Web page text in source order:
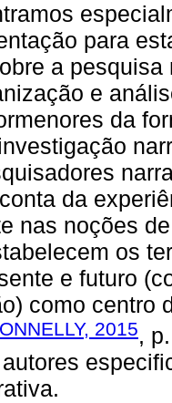
para
a
e
da
da
nas noções
os
e futuro
como centro
2015,